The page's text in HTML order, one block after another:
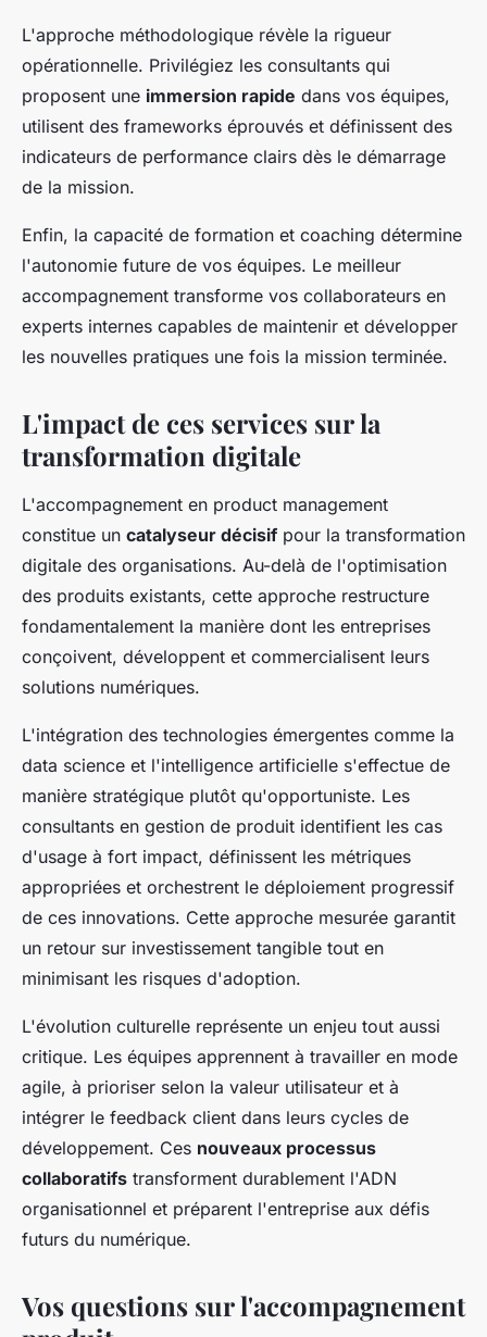
L'approche méthodologique révèle la rigueur
opérationnelle. Privilégiez les consultants qui
proposent une immersion rapide dans vos équipes,
utilisent des frameworks éprouvés et définissent des
indicateurs de performance clairs dès le démarrage
de la mission.
Enfin, la capacité de formation et coaching détermine
l'autonomie future de vos équipes. Le meilleur
accompagnement transforme vos collaborateurs en
experts internes capables de maintenir et développer
les nouvelles pratiques une fois la mission terminée.
L'impact de ces services sur la
transformation digitale
L'accompagnement en product management
constitue un catalyseur décisif pour la transformation
digitale des organisations. Au-delà de l'optimisation
des produits existants, cette approche restructure
fondamentalement la manière dont les entreprises
conçoivent, développent et commercialisent leurs
solutions numériques.
L'intégration des technologies émergentes comme la
data science et l'intelligence artificielle s'effectue de
manière stratégique plutôt qu'opportuniste. Les
consultants en gestion de produit identifient les cas
d'usage à fort impact, définissent les métriques
appropriées et orchestrent le déploiement progressif
de ces innovations. Cette approche mesurée garantit
un retour sur investissement tangible tout en
minimisant les risques d'adoption.
L'évolution culturelle représente un enjeu tout aussi
critique. Les équipes apprennent à travailler en mode
agile, à prioriser selon la valeur utilisateur et à
intégrer le feedback client dans leurs cycles de
développement. Ces nouveaux processus
collaboratifs transforment durablement l'ADN
organisationnel et préparent l'entreprise aux défis
futurs du numérique.
Vos questions sur l'accompagnement